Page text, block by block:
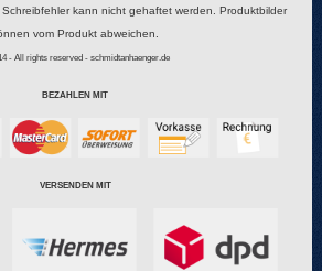
Schreibfehler kann nicht gehaftet werden. Produktbilder
vom Produkt abweichen.
- All rights reserved - schmidtanhaenger.de
BEZAHLEN MIT
VERSENDEN MIT